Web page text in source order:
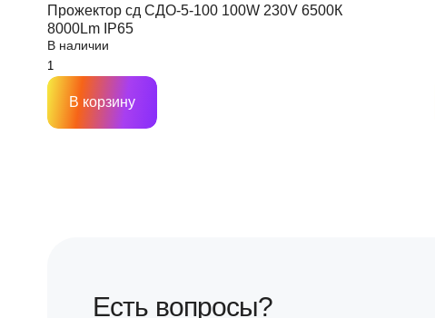
Прожектор сд СДО-5-100 100W 230V 6500К
8000Lm IP65
В наличии
В корзину
Есть вопросы?